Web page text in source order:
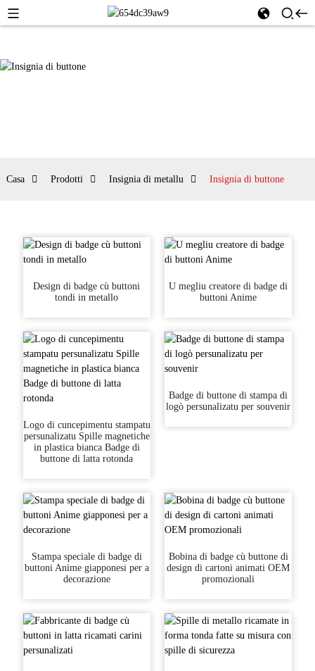
Casa Prodotti Insignia di metallu Insignia di buttone
Design di badge cù buttoni
tondi in metallo
U megliu creatore di badge di
buttoni Anime
Logo di cuncepimentu stampatu
persunalizatu Spille magnetiche
in plastica bianca Badge di
buttone di latta rotonda
Badge di buttone di stampa di
logò persunalizatu per souvenir
Stampa speciale di badge di
buttoni Anime giapponesi per a
decorazione
Bobina di badge cù buttone di
design di cartoni animati OEM
promozionali